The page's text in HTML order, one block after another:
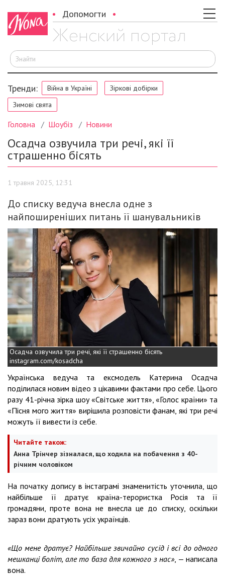
Допомогти
Тренди: Війна в Україні
Зіркові добірки
Зимові свята
Головна Шоубіз Новини
Осадча озвучила три речі, які її
страшенно бісять
1 травня 2025, 12:31
До списку ведуча внесла одне з
найпоширеніших питань її шанувальників
Осадча озвучила три речі, які її страшенно бісять
instagram.com/kosadcha
Українська ведуча та ексмодель Катерина Осадча
поділилася новим відео з цікавими фактами про себе. Цього
разу 41-річна зірка шоу «Світське життя», «Голос країни» та
«Пісня мого життя» вирішила розповісти фанам, які три речі
можуть її вивести із себе.
Читайте також:
Анна Трінчер зізналася, що ходила на побачення з 40-
річним чоловіком
На початку допису в інстаграмі знаменитість уточнила, що
найбільше її дратує країна-терористка Росія та її
громадяни, проте вона не внесла це до списку, оскільки
зараз вони дратують усіх українців.
«Що мене дратує? Найбільше звичайно сусід і всі до одного
мешканці боліт, але то база для кожного з нас», — написала
вона.